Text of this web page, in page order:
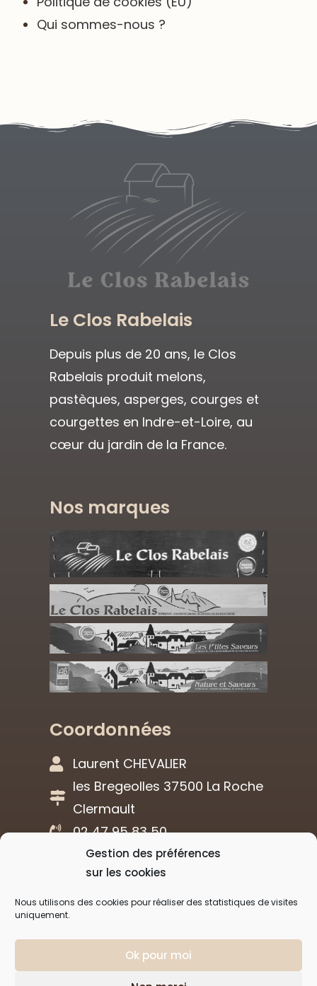
Gestion des préférences
sur les cookies
Nous utilisons des cookies pour réaliser des statistiques de visites
uniquement.
Ok pour moi
Qui sommes-nous ?
Le Clos Rabelais
Depuis plus de 20 ans, le Clos
Rabelais produit melons,
pastèques, asperges, courges et
courgettes en Indre-et-Loire, au
cœur du jardin de la France.
Nos marques
Coordonnées
Laurent CHEVALIER
les Bregeolles 37500 La Roche
Clermault
02 47 95 83 50
Réalisation